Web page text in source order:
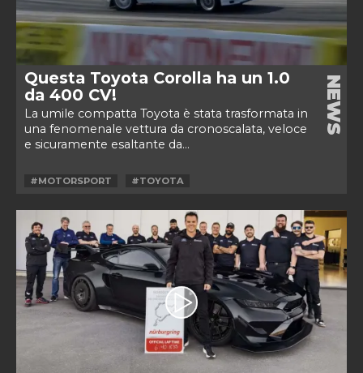
Questa Toyota Corolla ha un 1.0
da 400 CV!
La umile compatta Toyota è stata trasformata in
una fenomenale vettura da cronoscalata, veloce
e sicuramente esaltante da...
NEWS
#MOTORSPORT #TOYOTA